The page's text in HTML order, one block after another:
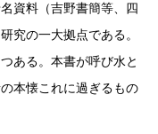
資料（吉野書簡等、四
究の一大拠点である。
ある。本書が呼び水と
本懐これに過ぎるもの